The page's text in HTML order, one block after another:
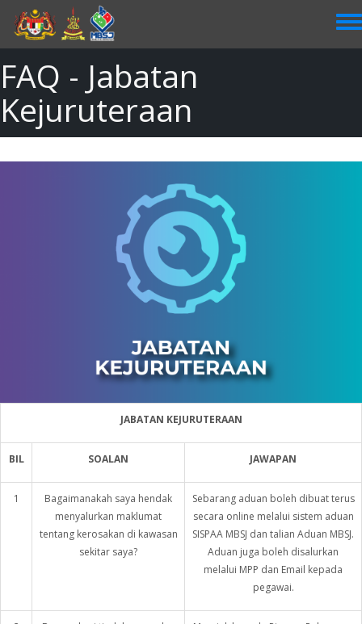
main
content
FAQ - Jabatan
Kejuruteraan
JABATAN KEJURUTERAAN
BIL SOALAN JAWAPAN
1
Bagaimanakah saya hendak
menyalurkan maklumat
tentang kerosakan di kawasan
sekitar saya?
Sebarang aduan boleh dibuat terus
secara online melalui sistem aduan
SISPAA MBSJ dan talian Aduan MBSJ.
Aduan juga boleh disalurkan
melalui MPP dan Email kepada
pegawai.